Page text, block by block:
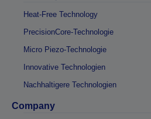
Heat-Free Technology
PrecisionCore-Technologie
Micro Piezo-Technologie
Innovative Technologien
Nachhaltigere Technologien
Company